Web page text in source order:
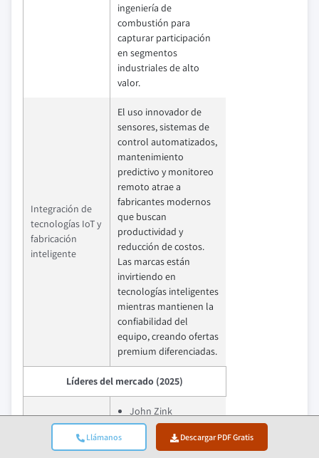
Llámanos Descargar PDF Gratis
ingeniería de
combustión para
capturar participación
en segmentos
industriales de alto
valor.
Integración de
tecnologías IoT y
fabricación
inteligente
El uso innovador de
sensores, sistemas de
control automatizados,
mantenimiento
predictivo y monitoreo
remoto atrae a
fabricantes modernos
que buscan
productividad y
reducción de costos.
Las marcas están
invirtiendo en
tecnologías inteligentes
mientras mantienen la
confiabilidad del
equipo, creando ofertas
premium diferenciadas.
Líderes del mercado (2025)
Líder del Mercado
John Zink
Hamworthy
Combustion